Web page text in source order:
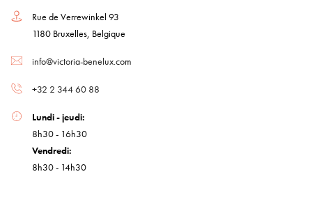
Rue de Verrewinkel 93
1180 Bruxelles, Belgique
info@victoria-benelux.com
+32 2 344 60 88
Lundi - jeudi:
8h30 - 16h30
Vendredi:
8h30 - 14h30